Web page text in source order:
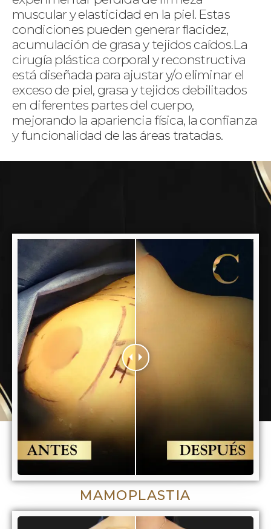
muscular y elasticidad en la piel. Estas
condiciones pueden generar flacidez,
acumulación de grasa y tejidos caídos.La
cirugía plástica corporal y reconstructiva
está diseñada para ajustar y/o eliminar el
exceso de piel, grasa y tejidos debilitados
en diferentes partes del cuerpo,
mejorando la apariencia física, la confianza
y funcionalidad de las áreas tratadas.
MAMOPLASTIA